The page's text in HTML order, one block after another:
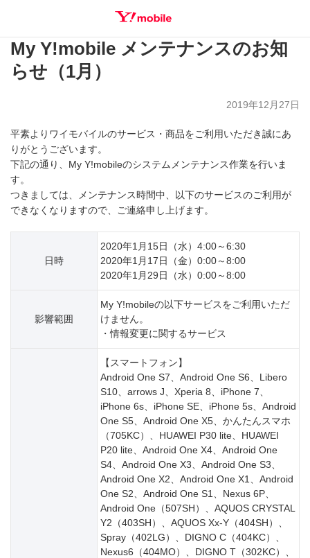
SEARCH
My Y!mobile メンテナンスのお知
らせ（1月）
2019年12月27日
平素よりワイモバイルのサービス・商品をご利用いただき誠にあ
りがとうございます。
下記の通り、My Y!mobileのシステムメンテナンス作業を行いま
す。
つきましては、メンテナンス時間中、以下のサービスのご利用が
できなくなりますので、ご連絡申し上げます。
日時
2020年1月15日（水）4:00～6:30
2020年1月17日（金）0:00～8:00
2020年1月29日（水）0:00～8:00
影響範囲
My Y!mobileの以下サービスをご利用いただ
けません。
・情報変更に関するサービス
【スマートフォン】
Android One S7、Android One S6、Libero
S10、arrows J、Xperia 8、iPhone 7、
iPhone 6s、iPhone SE、iPhone 5s、Android
One S5、Android One X5、かんたんスマホ
（705KC）、HUAWEI P30 lite、HUAWEI
P20 lite、Android One X4、Android One
S4、Android One X3、Android One S3、
Android One X2、Android One X1、Android
One S2、Android One S1、Nexus 6P、
Android One（507SH）、AQUOS CRYSTAL
Y2（403SH）、AQUOS Xx-Y（404SH）、
Spray（402LG）、DIGNO C（404KC）、
Nexus6（404MO）、DIGNO T（302KC）、